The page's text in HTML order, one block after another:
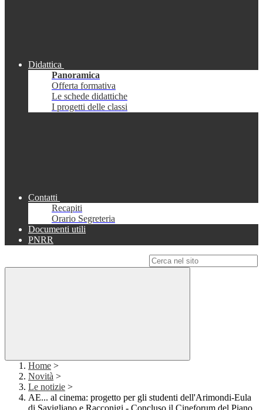
Didattica
Panoramica
Offerta formativa
Le schede didattiche
I progetti delle classi
Contatti
Recapiti
Orario Segreteria
Documenti utili
PNRR
Home >
Novità >
Le notizie >
AE... al cinema: progetto per gli studenti dell'Arimondi-Eula